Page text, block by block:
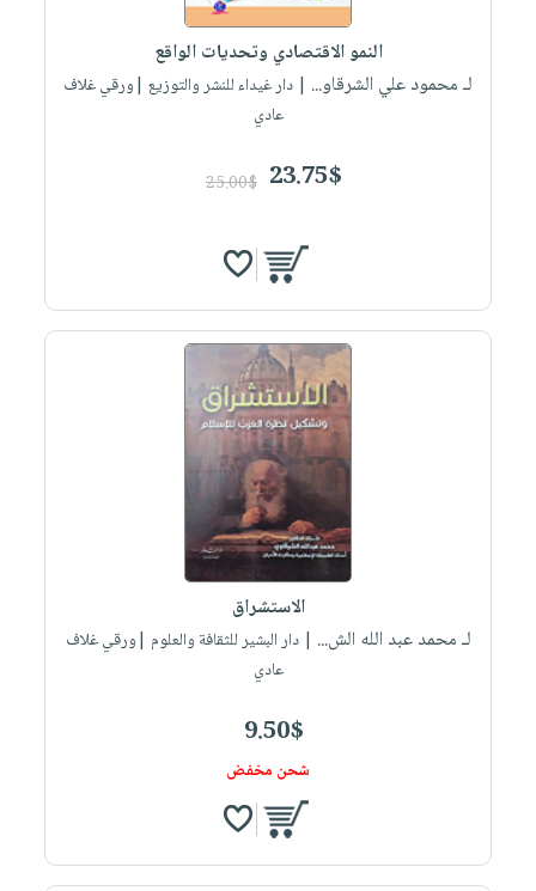
النمو الاقتصادي وتحديات الواقع
لـ محمود علي الشرقاو... | دار غيداء للنشر والتوزيع |ورقي غلاف
عادي
23.75$
25.00$
الاستشراق
لـ محمد عبد الله الش... | دار البشير للثقافة والعلوم |ورقي غلاف
عادي
9.50$
شحن مخفض